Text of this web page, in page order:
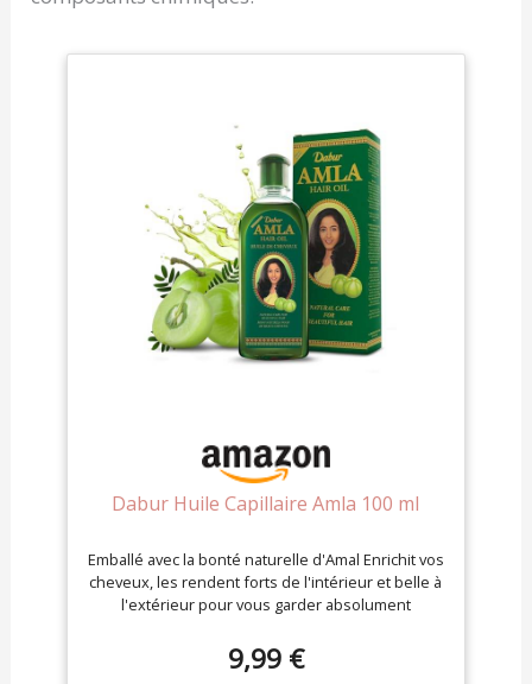
Dabur Huile Capillaire Amla 100 ml
Emballé avec la bonté naturelle d'Amal Enrichit vos
cheveux, les rendent forts de l'intérieur et belle à
l'extérieur pour vous garder absolument
en profondeur et les fait briller avec un éclat
supplémentaire Naturels pour de beaux cheveux
9,99 €